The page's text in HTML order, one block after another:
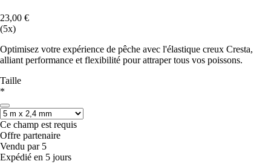
23,00 €
(5x)
Optimisez votre expérience de pêche avec l'élastique creux Cresta,
alliant performance et flexibilité pour attraper tous vos poissons.
Taille
*
Ce champ est requis
Offre partenaire
Vendu par 5
Expédié en 5 jours